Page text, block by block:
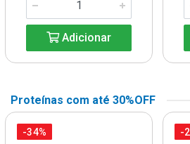
Adicionar
Proteínas com até 30%OFF
-34% -